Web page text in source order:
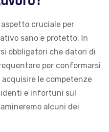
cruciale per
sano e protetto. In
obbligatori che datori di
per conformarsi
le competenze
e infortuni sul
alcuni dei